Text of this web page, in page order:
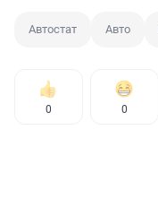
Автостат Авто
0 0